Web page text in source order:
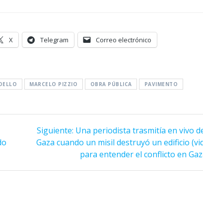
X Telegram Correo electrónico
MARCELO PIZZIO OBRA PÚBLICA PAVIMENTO
Siguiente: Siguiente
entrada:
Una periodista trasmitía en vivo
Gaza cuando un misil destruyó un edificio
para entender el conflicto en